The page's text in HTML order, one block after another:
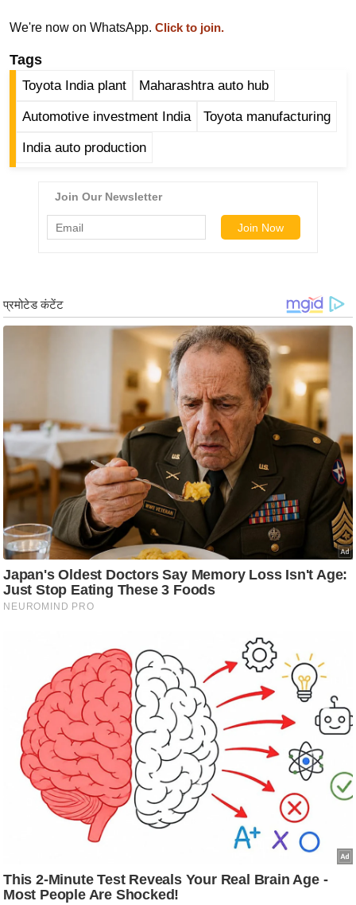
हि
त्य
ज
त
ऑ
म
ज
ग
त
बॉ
ली
वु
ड
हॉ
ली
वु
मी
क्षा
B
n
We're now on WhatsApp. Click to join.
Tags
Toyota India plant Maharashtra auto hub
Automotive investment India Toyota manufacturing
India auto production